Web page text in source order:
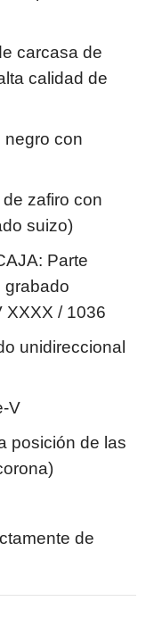
carcasa de
calidad de
negro con
zafiro con
suizo)
Parte
grabado
XXXX / 1036
unidireccional
V
posición de las
de